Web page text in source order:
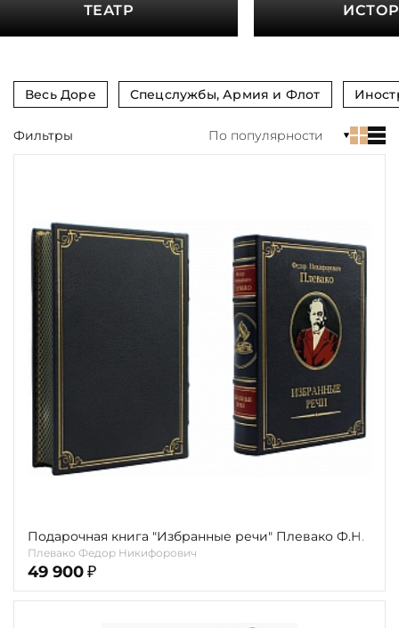
ТЕАТР
Весь Доре Спецслужбы, Армия и Флот
Обрез
Цвет
Кому
Повод
Религия
Теги
Переплёт
Наличие
Фильтры По популярности
Подарочная книга "Избранные речи" Плевако Ф.Н.
Плевако Федор Никифорович
49 900 ₽